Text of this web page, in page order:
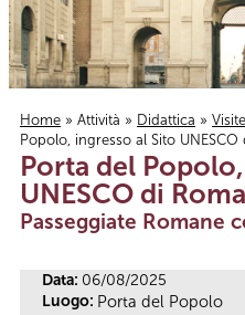
Tu sei qui
Home » Attività » Didattica »
Popolo, ingresso al Sito UNESCO
Porta del
UNESCO di Roma
Passeggiate Romane
Data: 06/08/2025
Luogo: Porta del Popolo